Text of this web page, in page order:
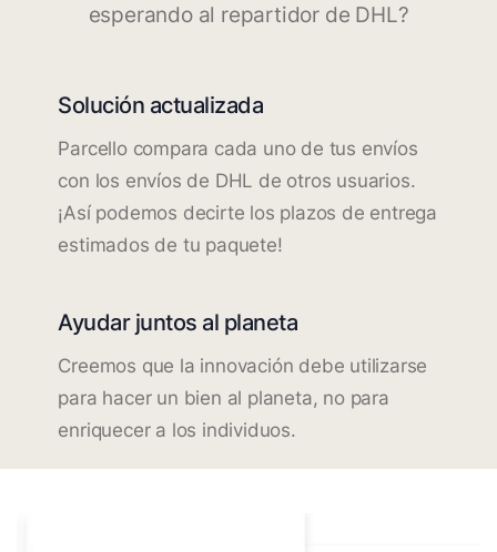
esperando al repartidor de DHL?
Solución actualizada
Parcello compara cada uno de tus envíos
con los envíos de DHL de otros usuarios.
¡Así podemos decirte los plazos de entrega
estimados de tu paquete!
Ayudar juntos al planeta
Creemos que la innovación debe utilizarse
para hacer un bien al planeta, no para
enriquecer a los individuos.